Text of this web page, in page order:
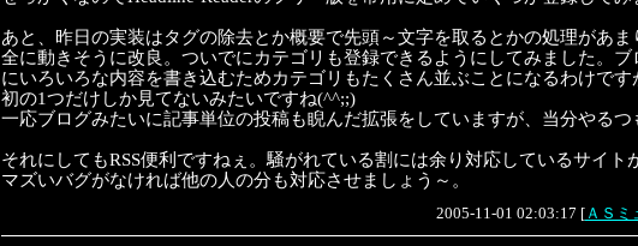
あと、昨日の実装はタグの除去とか概要で先頭～文字を取るとかの処理があ
全に動きそうに改良。ついでにカテゴリも登録できるようにしてみました。ブ
にいろいろな内容を書き込むためカテゴリもたくさん並ぶことになるわけです
初の1つだけしか見てないみたいですね(^^;;)
一応ブログみたいに記事単位の投稿も睨んだ拡張をしていますが、当分やるつ
それにしてもRSS便利ですねぇ。騒がれている割には余り対応しているサイト
マズいバグがなければ他の人の分も対応させましょう～。
2005-11-01 02:03:17 [ＡＳミ